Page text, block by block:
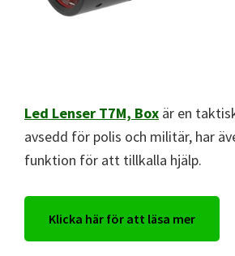
Led Lenser T7M, Box är en
avsedd för polis och militär, har
funktion för att tillkalla hjälp.
Klicka här för att läsa mer